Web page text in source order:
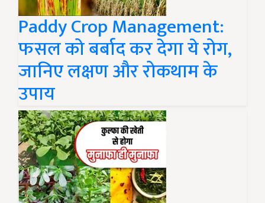
Paddy Crop Management:
फसल को बर्बाद कर देगा ये रोग,
जानिए लक्षण और रोकथाम के
उपाय